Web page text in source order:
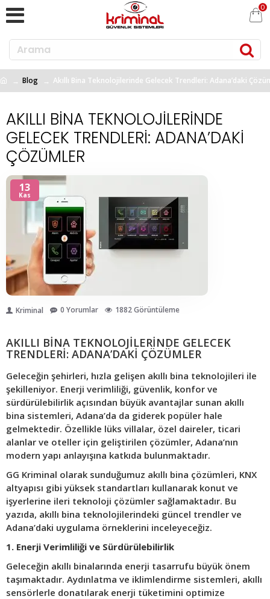
0
Blog Akıllı Bina Teknolojilerinde Gelecek Trendleri: Adana’daki
AKILLI BINA TEKNOLOJILERINDE
GELECEK TRENDLERI: ADANA’DAKI
ÇÖZÜMLER
13
Kas
Kriminal 0 Yorumlar 1882 Görüntüleme
AKILLI BINA TEKNOLOJILERINDE GELECEK
TRENDLERI: ADANA’DAKI ÇÖZÜMLER
Geleceğin şehirleri, hızla gelişen akıllı bina teknolojileri ile
şekilleniyor. Enerji verimliliği, güvenlik, konfor ve
sürdürülebilirlik açısından büyük avantajlar sunan akıllı
bina sistemleri, Adana’da da giderek popüler hale
gelmektedir. Özellikle lüks villalar, özel daireler, ticari
alanlar ve oteller için geliştirilen çözümler, Adana’nın
modern yapı anlayışına katkıda bulunmaktadır.
GG Kriminal olarak sunduğumuz akıllı bina çözümleri, KNX
altyapısı gibi yüksek standartları kullanarak konut ve
işyerlerine ileri teknoloji çözümler sağlamaktadır. Bu
yazıda, akıllı bina teknolojilerindeki güncel trendler ve
Adana’daki uygulama örneklerini inceleyeceğiz.
1. Enerji Verimliliği ve Sürdürülebilirlik
Geleceğin akıllı binalarında enerji tasarrufu büyük önem
taşımaktadır. Aydınlatma ve iklimlendirme sistemleri, akıllı
sensörlerle donatılarak enerji tüketimini optimize